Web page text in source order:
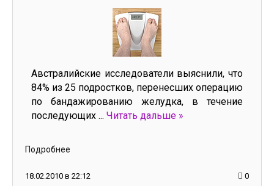
Австралийские исследователи выяснили, что
84% из 25 подростков, перенесших операцию
по бандажированию желудка, в течение
последующих ... Читать дальше »
Подробнее
18.02.2010 в 22:12 0